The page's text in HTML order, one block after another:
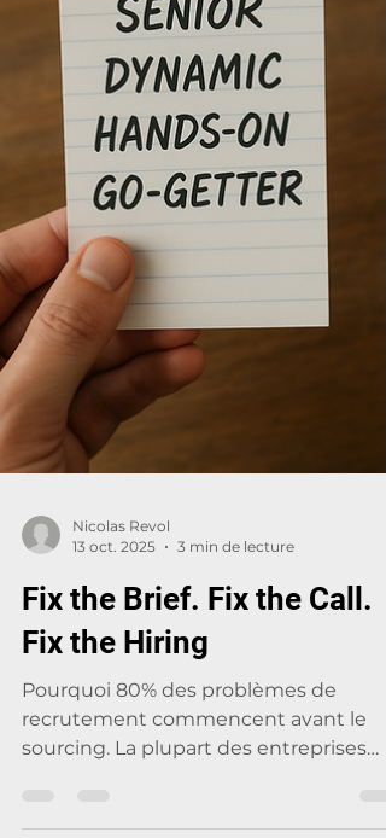
candidat idéal postule) est
officiellement devenu une stratégie
défaite. Il était temps que Source To
Match reflète enfin cette vision. Voi
Nicolas Revol
3 min de lecture
Fix the Brief. Fix the Call.
Fix the Hiring